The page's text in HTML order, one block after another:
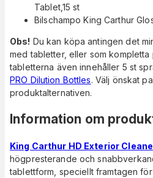
Tablet,15 st
Bilschampo King Carthur
Obs! Du kan köpa antingen det
med tabletter, eller som kompletta
tabletterna även innehåller 5 st
PRO Dilution Bottles. Välj önskat
produktalternativen.
Information om
King Carthur HD Exterior
högpresterande och
tablettform, speciellt framtagen